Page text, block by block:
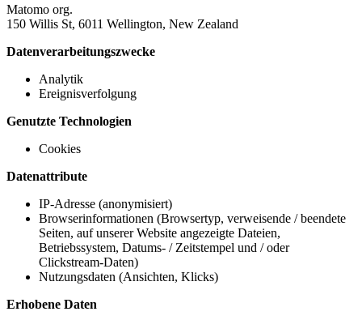
Matomo org.
150 Willis St, 6011 Wellington, New Zealand
Datenverarbeitungszwecke
Analytik
Ereignisverfolgung
Genutzte Technologien
Cookies
Datenattribute
IP-Adresse (anonymisiert)
Browserinformationen (Browsertyp, verweisende / beendete
Seiten, auf unserer Website angezeigte Dateien,
Betriebssystem, Datums- / Zeitstempel und / oder
Clickstream-Daten)
Nutzungsdaten (Ansichten, Klicks)
Erhobene Daten